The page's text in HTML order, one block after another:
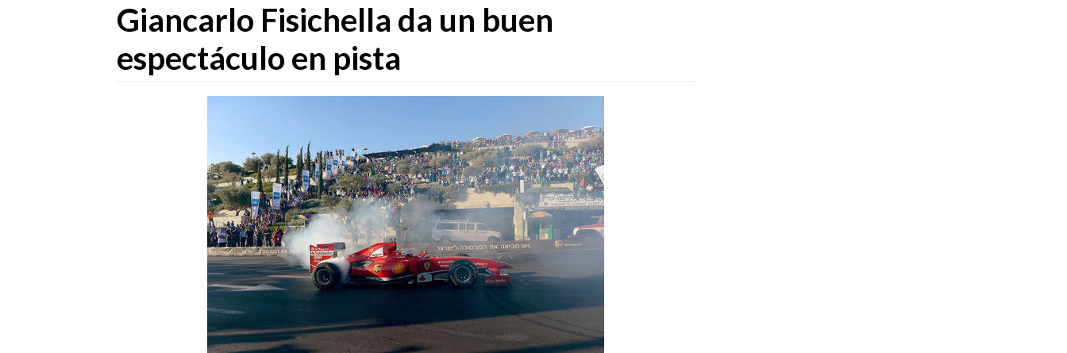
Giancarlo Fisichella da un buen
espectáculo en pista